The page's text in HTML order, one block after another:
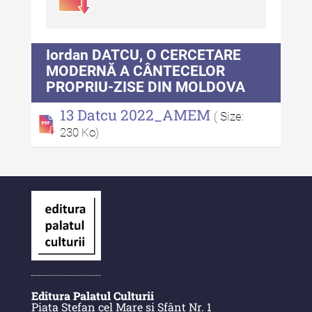
Indexul Complet
Anuarul Muzeului Etnografic al
Moldovei
Anuarul Muzeului Etnografic al
Moldovei - XXII / 2022
Anuarul Muzeului Etnografic al
Anuarul Muzeului Etnografic al
Moldovei - XX / 2020
Indexul Complet
Iordan DATCU, O CERCETARE
MODERNĂ A CÂNTECELOR
PROPRIU-ZISE DIN MOLDOVA
13 Datcu 2022_AMEM ( Size:
230 Ko)
Editura Palatul Culturii
Piața Ștefan cel Mare și Sfânt Nr. 1